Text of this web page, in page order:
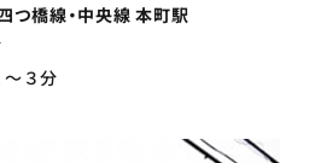
橋線・中央線 本町駅
３分